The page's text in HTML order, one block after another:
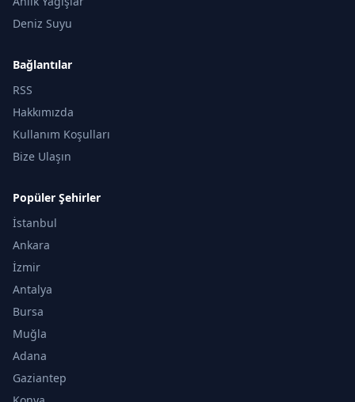
Deniz Suyu
Bağlantılar
RSS
Hakkımızda
Kullanım Koşulları
Bize Ulaşın
Popüler Şehirler
İstanbul
Ankara
İzmir
Antalya
Bursa
Muğla
Adana
Gaziantep